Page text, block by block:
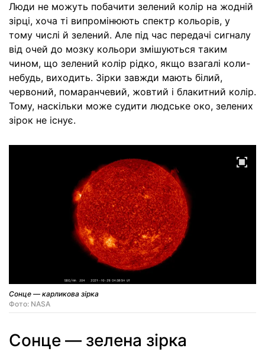
Люди не можуть побачити зелений колір на жодній
зірці, хоча ті випромінюють спектр кольорів, у
тому числі й зелений. Але під час передачі сигналу
від очей до мозку кольори змішуються таким
чином, що зелений колір рідко, якщо взагалі коли-
небудь, виходить. Зірки завжди мають білий,
червоний, помаранчевий, жовтий і блакитний колір.
Тому, наскільки може судити людське око, зелених
зірок не існує.
Сонце — карликова зірка
Фото: NASA
Сонце — зелена зірка